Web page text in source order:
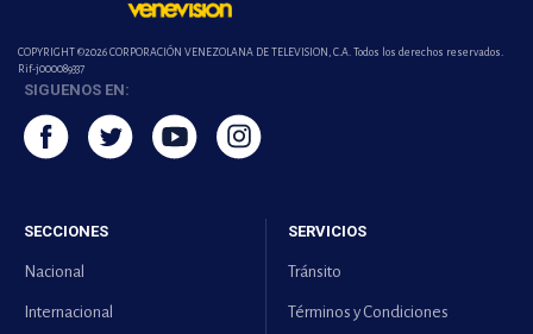
COPYRIGHT ©2026 CORPORACIÓN VENEZOLANA DE TELEVISION, C.A. Todos los derechos reservados.
Rif-j000089337
SIGUENOS EN:
SECCIONES
Nacional
Internacional
SERVICIOS
Tránsito
Términos y Condiciones